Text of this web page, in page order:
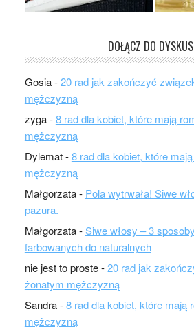
DOŁĄCZ DO
Gosia-20 rad jak zakończyć
mężczyzną
zyga-8 rad dla kobiet, które mają
mężczyzną
Dylemat-8 rad dla kobiet, które
mężczyzną
Małgorzata- Pola wytrwała! Siwe
pazura.
Małgorzata-Siwe włosy – 3
farbowanych do naturalnych
nie jest to proste-20 rad jak
żonatym mężczyzną
Sandra-8 rad dla kobiet, które mają
mężczyzną